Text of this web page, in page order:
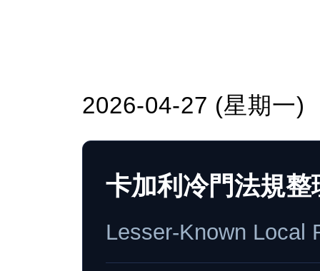
2026-04-27 (星期一)
卡加利冷門法規整
Lesser-Known Local